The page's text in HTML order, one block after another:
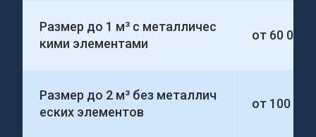
Размер до 1 м³ с металличес
кими элементами
от 60 000
Размер до 2 м³ без металлич
еских элементов
от 100